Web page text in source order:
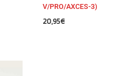
V/PRO/AXCES-3)
20,95€